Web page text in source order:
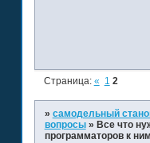
Страница: « 1 2
» самодельный
вопросы » Все что
программаторов к